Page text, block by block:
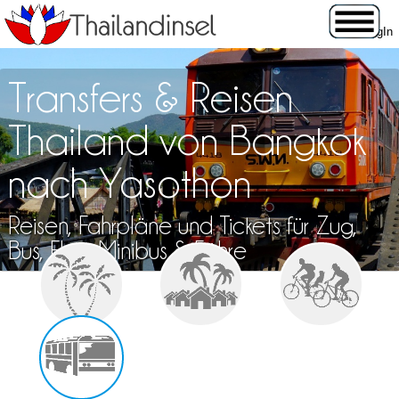
Transfers & Reisen
Thailand von Bangkok
nach Yasothon
Reisen, Fahrpläne und Tickets für Zug,
Bus, Flug, Minibus & Fähre